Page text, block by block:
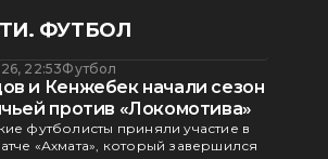
ФУТБОЛ
22:53Футбол
и Кенжебек начали сезон
против «Локомотива»
футболисты приняли участие в
«Ахмата», который завершился